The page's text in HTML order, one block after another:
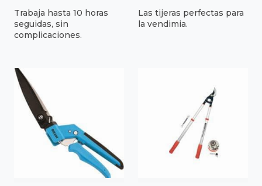
Trabaja hasta 10 horas
seguidas, sin
complicaciones.
Las tijeras perfectas para
la vendimia.